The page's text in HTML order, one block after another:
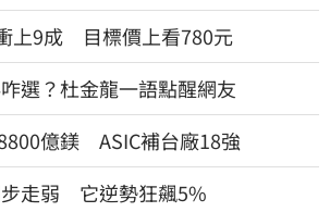
上9成 目標價上看780元
選？杜金龍一語點醒網友
億鎂 ASIC補台廠18強
走弱 它逆勢狂飆5%